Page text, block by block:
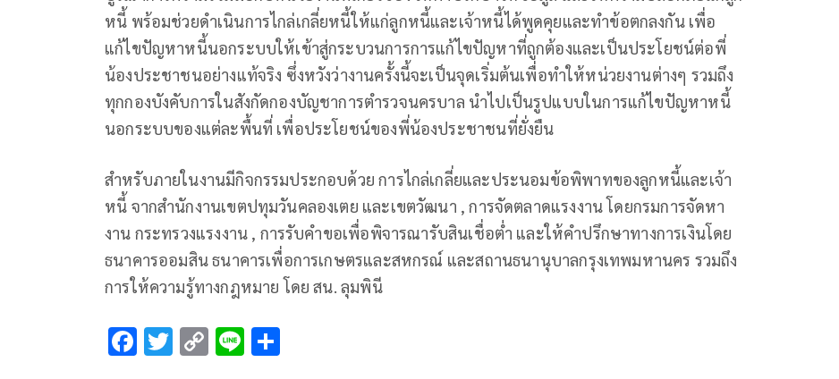
หนี้ พร้อมช่วยดำเนินการไกล่เกลี่ยหนี้ให้แก่ลูกหนี้และเจ้าหนี้ได้พูดคุยและทำข้อตกลงกัน เพื่อ
แก้ไขปัญหาหนี้นอกระบบให้เข้าสู่กระบวนการการแก้ไขปัญหาที่ถูกต้องและเป็นประโยชน์ต่อพี่
น้องประชาชนอย่างแท้จริง ซึ่งหวังว่างานครั้งนี้จะเป็นจุดเริ่มต้นเพื่อทำให้หน่วยงานต่างๆ รวมถึง
ทุกกองบังคับการในสังกัดกองบัญชาการตำรวจนครบาล นำไปเป็นรูปแบบในการแก้ไขปัญหาหนี้
นอกระบบของแต่ละพื้นที่ เพื่อประโยชน์ของพี่น้องประชาชนที่ยั่งยืน
สำหรับภายในงานมีกิจกรรมประกอบด้วย การไกล่เกลี่ยและประนอมข้อพิพาทของลูกหนี้และเจ้า
หนี้ จากสำนักงานเขตปทุมวันคลองเตย และเขตวัฒนา , การจัดตลาดแรงงาน โดยกรมการจัดหา
งาน กระทรวงแรงงาน , การรับคำขอเพื่อพิจารณารับสินเชื่อต่ำ และให้คำปรึกษาทางการเงินโดย
ธนาคารออมสิน ธนาคารเพื่อการเกษตรและสหกรณ์ และสถานธนานุบาลกรุงเทพมหานคร รวมถึง
การให้ความรู้ทางกฎหมาย โดย สน. ลุมพินี
F T C Li